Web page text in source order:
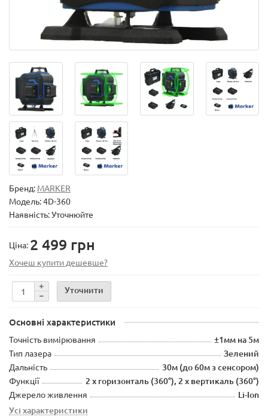
Бренд: MARKER
Модель:4D-360
Наявність: Уточнюйте
Ціна: 2 499 грн
Хочеш купити дешевше?
Уточнити
Основні характеристики
Точність вимірювання ±1мм на 5м
Тип лазера Зелений
Дальність 30м (до 60м з сенсором)
Функції 2 x горизонталь (360°), 2 x вертикаль (360°)
Джерело живлення
Li-Ion
Усі характеристики